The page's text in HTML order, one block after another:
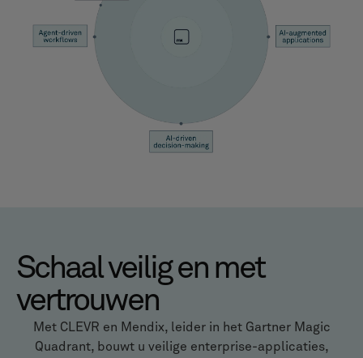
Schaal veilig en met
vertrouwen
Met CLEVR en Mendix, leider in het Gartner Magic
Quadrant, bouwt u veilige enterprise-applicaties,